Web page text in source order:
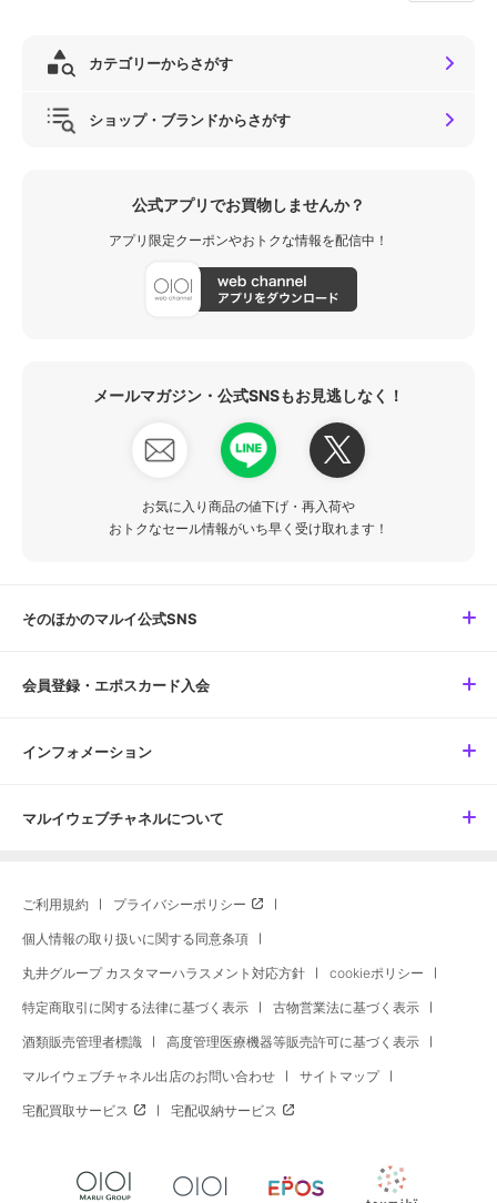
カテゴリーからさがす
ショップ・ブランドからさがす
公式アプリでお買物しませんか？
アプリ限定クーポンやおトクな情報を配信中！
メールマガジン・公式SNSもお見逃しなく！
お気に入り商品の値下げ・再入荷や
おトクなセール情報がいち早く受け取れます！
そのほかのマルイ公式SNS
会員登録・エポスカード入会
インフォメーション
マルイウェブチャネルについて
ご利用規約 プライバシーポリシー
個人情報の取り扱いに関する同意条項
丸井グループ カスタマーハラスメント対応方針 cookieポリシー
特定商取引に関する法律に基づく表示 古物営業法に基づく表示
酒類販売管理者標識 高度管理医療機器等販売許可に基づく表示
マルイウェブチャネル出店のお問い合わせ サイトマップ
宅配買取サービス 宅配収納サービス